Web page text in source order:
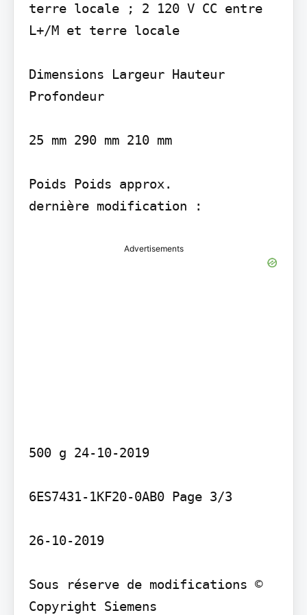
terre locale ; 2 120 V CC entre
L+/M et terre locale
Dimensions Largeur Hauteur
Profondeur
25 mm 290 mm 210 mm
Poids Poids approx.
Advertisements
500 g 24-10-2019
6ES7431-1KF20-0AB0 Page 3/3
26-10-2019
Sous réserve de modifications ©
Copyright Siemens